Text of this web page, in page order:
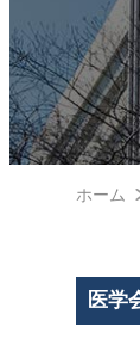
ホーム
医学